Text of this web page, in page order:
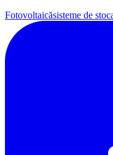
Fotovoltaicăsisteme de